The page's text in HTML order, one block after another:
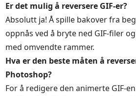
Er det mulig å reversere GIF-er?
Absolutt ja! Å spille bakover fra
oppnås ved å bryte ned GIF-filer
med omvendte rammer.
Hva er den beste måten å
Photoshop?
For å redigere den animerte GIF-